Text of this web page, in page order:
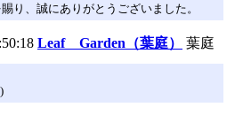
り、誠にありがとうございました。
Leaf Garden（葉庭） 葉庭